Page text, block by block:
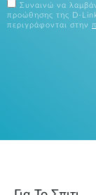
Συναινώ να
προώθησης της D-
περιγράφονται στην